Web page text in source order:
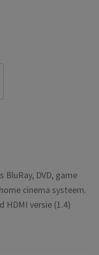
BluRay, DVD, game
cinema systeem.
HDMI versie (1.4)